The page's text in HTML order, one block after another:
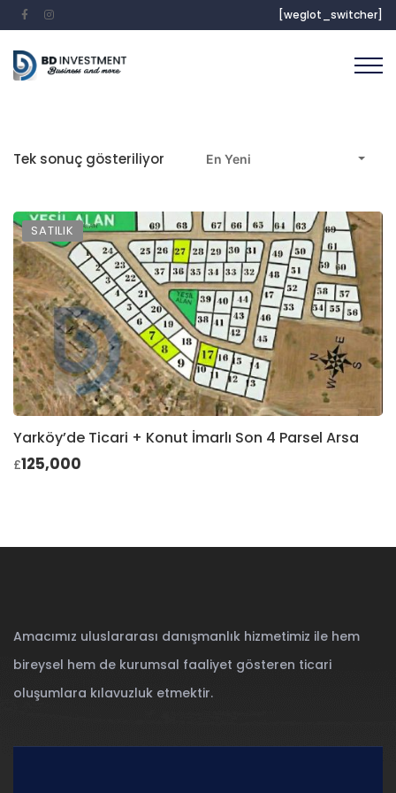
[weglot_switcher]
Tek sonuç gösteriliyor En Yeni
SATILIK
Yarköy’de Ticari + Konut İmarlı Son 4 Parsel Arsa
£125,000
Amacımız uluslararası danışmanlık hizmetimiz ile hem
bireysel hem de kurumsal faaliyet gösteren ticari
oluşumlara kılavuzluk etmektir.